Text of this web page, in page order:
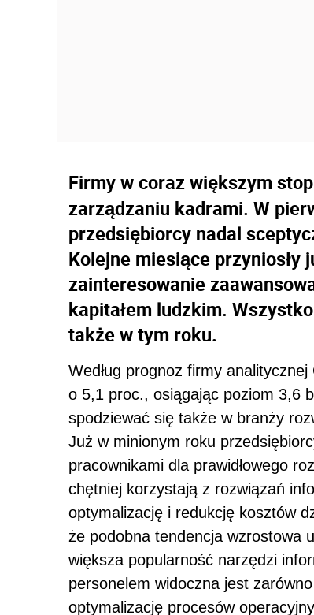
Firmy w coraz większym
zarządzaniu kadrami. W
przedsiębiorcy nadal
Kolejne miesiące przyniosły
zainteresowanie
kapitałem ludzkim.
także w tym roku.
Według prognoz firmy
o 5,1 proc., osiągając poziom 3,6
spodziewać się także w branży
Już w minionym roku
pracownikami dla prawidłowego
chętniej korzystają z rozwiązań
optymalizację i redukcję kosztów
że podobna tendencja wzrostowa
większa popularność narzędzi
personelem widoczna jest
optymalizację procesów